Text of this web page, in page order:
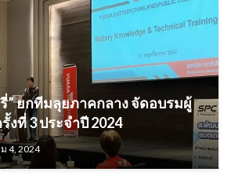
” ยกทีมลุยภาคกลาง จัดอบรมผู้
ที่ 3 ประจำปี 2024
4, 2024